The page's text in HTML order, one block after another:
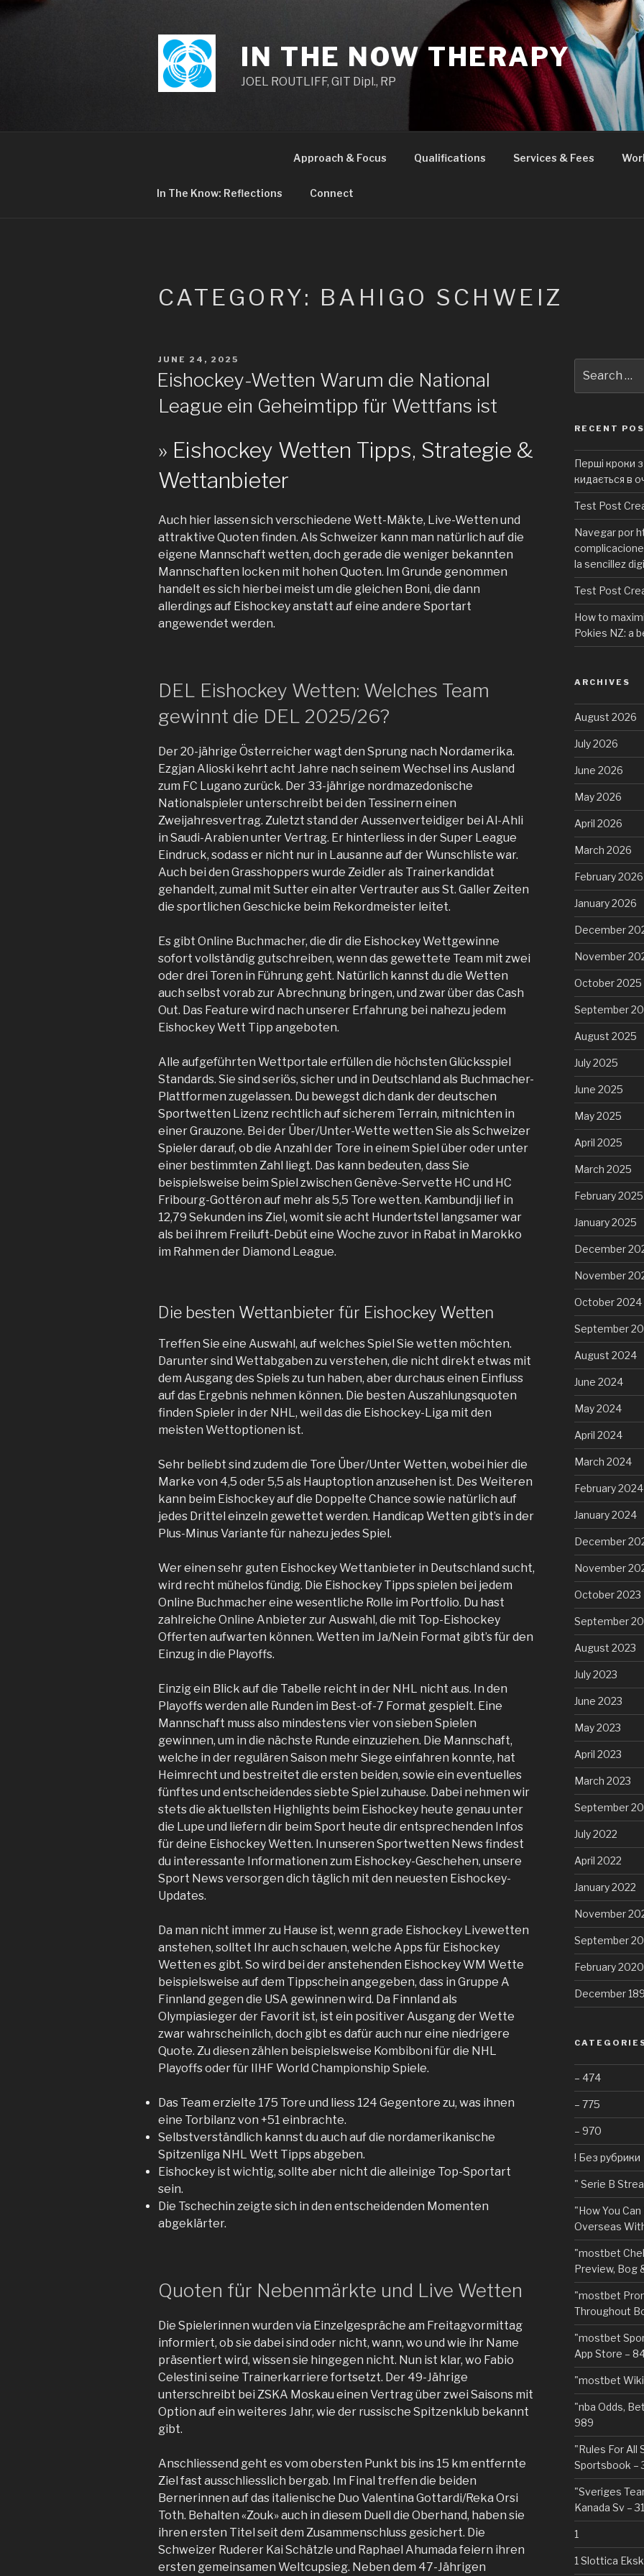
Skip
IN THE NOW THERAPY
JOEL ROUTLIFF, GIT Dipl., RP
Approach & Focus Qualifications Services & Fees
In The Know: Reflections Connect
CATEGORY: BAHIGO SCHWEIZ
POSTED
ON
JUNE 24, 2025
Eishockey-Wetten Warum die National
League ein Geheimtipp für Wettfans ist
» Eishockey Wetten Tipps, Strategie &
Wettanbieter
Auch hier lassen sich verschiedene Wett-Mäkte, Live-Wetten und
attraktive Quoten finden. Als Schweizer kann man natürlich auf die
eigene Mannschaft wetten, doch gerade die weniger bekannten
Mannschaften locken mit hohen Quoten. Im Grunde genommen
handelt es sich hierbei meist um die gleichen Boni, die dann
allerdings auf Eishockey anstatt auf eine andere Sportart
angewendet werden.
DEL Eishockey Wetten: Welches Team
gewinnt die DEL 2025/26?
Der 20-jährige Österreicher wagt den Sprung nach Nordamerika.
Ezgjan Alioski kehrt acht Jahre nach seinem Wechsel ins Ausland
zum FC Lugano zurück. Der 33-jährige nordmazedonische
Nationalspieler unterschreibt bei den Tessinern einen
Zweijahresvertrag. Zuletzt stand der Aussenverteidiger bei Al-Ahli
in Saudi-Arabien unter Vertrag. Er hinterliess in der Super League
Eindruck, sodass er nicht nur in Lausanne auf der Wunschliste war.
Auch bei den Grasshoppers wurde Zeidler als Trainerkandidat
gehandelt, zumal mit Sutter ein alter Vertrauter aus St. Galler Zeiten
die sportlichen Geschicke beim Rekordmeister leitet.
Es gibt Online Buchmacher, die dir die Eishockey Wettgewinne
sofort vollständig gutschreiben, wenn das gewettete Team mit zwei
oder drei Toren in Führung geht. Natürlich kannst du die Wetten
auch selbst vorab zur Abrechnung bringen, und zwar über das Cash
Out. Das Feature wird nach unserer Erfahrung bei nahezu jedem
Eishockey Wett Tipp angeboten.
Alle aufgeführten Wettportale erfüllen die höchsten Glücksspiel
Standards. Sie sind seriös, sicher und in Deutschland als Buchmacher-
Plattformen zugelassen. Du bewegst dich dank der deutschen
Sportwetten Lizenz rechtlich auf sicherem Terrain, mitnichten in
einer Grauzone. Bei der Über/Unter-Wette wetten Sie als Schweizer
Spieler darauf, ob die Anzahl der Tore in einem Spiel über oder unter
einer bestimmten Zahl liegt. Das kann bedeuten, dass Sie
beispielsweise beim Spiel zwischen Genève-Servette HC und HC
Fribourg-Gottéron auf mehr als 5,5 Tore wetten. Kambundji lief in
12,79 Sekunden ins Ziel, womit sie acht Hundertstel langsamer war
als bei ihrem Freiluft-Debüt eine Woche zuvor in Rabat in Marokko
im Rahmen der Diamond League.
Die besten Wettanbieter für Eishockey Wetten
Treffen Sie eine Auswahl, auf welches Spiel Sie wetten möchten.
Darunter sind Wettabgaben zu verstehen, die nicht direkt etwas mit
dem Ausgang des Spiels zu tun haben, aber durchaus einen Einfluss
auf das Ergebnis nehmen können. Die besten Auszahlungsquoten
finden Spieler in der NHL, weil das die Eishockey-Liga mit den
meisten Wettoptionen ist.
Sehr beliebt sind zudem die Tore Über/Unter Wetten, wobei hier die
Marke von 4,5 oder 5,5 als Hauptoption anzusehen ist. Des Weiteren
kann beim Eishockey auf die Doppelte Chance sowie natürlich auf
jedes Drittel einzeln gewettet werden. Handicap Wetten gibt’s in der
Plus-Minus Variante für nahezu jedes Spiel.
Wer einen sehr guten Eishockey Wettanbieter in Deutschland sucht,
wird recht mühelos fündig. Die Eishockey Tipps spielen bei jedem
Online Buchmacher eine wesentliche Rolle im Portfolio. Du hast
zahlreiche Online Anbieter zur Auswahl, die mit Top-Eishockey
Offerten aufwarten können. Wetten im Ja/Nein Format gibt’s für den
Einzug in die Playoffs.
Einzig ein Blick auf die Tabelle reicht in der NHL nicht aus. In den
Playoffs werden alle Runden im Best-of-7 Format gespielt. Eine
Mannschaft muss also mindestens vier von sieben Spielen
gewinnen, um in die nächste Runde einzuziehen. Die Mannschaft,
welche in der regulären Saison mehr Siege einfahren konnte, hat
Heimrecht und bestreitet die ersten beiden, sowie ein eventuelles
fünftes und entscheidendes siebte Spiel zuhause. Dabei nehmen wir
stets die aktuellsten Highlights beim Eishockey heute genau unter
die Lupe und liefern dir beim Sport heute dir entsprechenden Infos
für deine Eishockey Wetten. In unseren Sportwetten News findest
du interessante Informationen zum Eishockey-Geschehen, unsere
Sport News versorgen dich täglich mit den neuesten Eishockey-
Updates.
Da man nicht immer zu Hause ist, wenn grade Eishockey Livewetten
anstehen, solltet Ihr auch schauen, welche Apps für Eishockey
Wetten es gibt. So wird bei der anstehenden Eishockey WM Wette
beispielsweise auf dem Tippschein angegeben, dass in Gruppe A
Finnland gegen die USA gewinnen wird. Da Finnland als
Olympiasieger der Favorit ist, ist ein positiver Ausgang der Wette
zwar wahrscheinlich, doch gibt es dafür auch nur eine niedrigere
Quote. Zu diesen zählen beispielsweise Kombiboni für die NHL
Playoffs oder für IIHF World Championship Spiele.
Das Team erzielte 175 Tore und liess 124 Gegentore zu, was ihnen
eine Torbilanz von +51 einbrachte.
Selbstverständlich kannst du auch auf die nordamerikanische
Spitzenliga NHL Wett Tipps abgeben.
Eishockey ist wichtig, sollte aber nicht die alleinige Top-Sportart
sein.
Die Tschechin zeigte sich in den entscheidenden Momenten
abgeklärter.
Quoten für Nebenmärkte und Live Wetten
Die Spielerinnen wurden via Einzelgespräche am Freitagvormittag
informiert, ob sie dabei sind oder nicht, wann, wo und wie ihr Name
präsentiert wird, wissen sie hingegen nicht. Nun ist klar, wo Fabio
Celestini seine Trainerkarriere fortsetzt. Der 49-Jährige
unterschreibt bei ZSKA Moskau einen Vertrag über zwei Saisons mit
Option auf ein weiteres Jahr, wie der russische Spitzenklub bekannt
gibt.
Anschliessend geht es vom obersten Punkt bis ins 15 km entfernte
Ziel fast ausschliesslich bergab. Im Final treffen die beiden
Bernerinnen auf das italienische Duo Valentina Gottardi/Reka Orsi
Toth. Behalten «Zouk» auch in diesem Duell die Oberhand, haben sie
ihren ersten Titel seit dem Zusammenschluss gesichert. Die
Schweizer Ruderer Kai Schätzle und Raphael Ahumada feiern ihren
ersten gemeinsamen Weltcupsieg. Neben dem 47-Jährigen
for:
RECENT
Перші кроки
кидається в
Test Post
Navegar por
la sencillez
Test Post
How to
Pokies NZ: a
ARCHIVES
August 2026
July 2026
June 2026
May 2026
April 2026
March 2026
February 2026
January 2026
December
November
October 2025
September
August 2025
July 2025
June 2025
May 2025
April 2025
March 2025
February 2025
January 2025
December
November
October 2024
September
August 2024
June 2024
May 2024
April 2024
March 2024
February 2024
January 2024
December
November
October 2023
September
August 2023
July 2023
June 2023
May 2023
April 2023
March 2023
September
July 2022
April 2022
January 2022
November
September
February 2020
December
– 474
– 775
– 970
! Без рубрики
"️ Serie B
"How You
Overseas
"mostbet
Preview, Bog
"mostbet
Throughout
"‎mostbet
App Store –
"mostbet
"nba Odds,
989
"Rules For All
Sportsbook –
"Sveriges
Kanada Sv –
1
1 Slottica